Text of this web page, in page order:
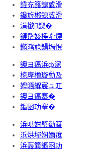
鍏充簬鎴戜滑
鑱旂郴鎴戜滑
涓撳鍥�
鏈嶅姟棰嗗煙
鏅鸿兘鍚堝悓
鐭ヨ瘑浜ф潈
椋庨櫓璇勪及
娉曞緥宸ュ叿
鐭ヨ瘑搴�
鏂囦功搴�
浜哄姏璧勬簮
浜烘墠娴嬭瘎
浜轰簨鏂囦功